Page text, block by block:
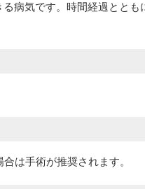
病気です。時間経過ととも
は手術が推奨されます。